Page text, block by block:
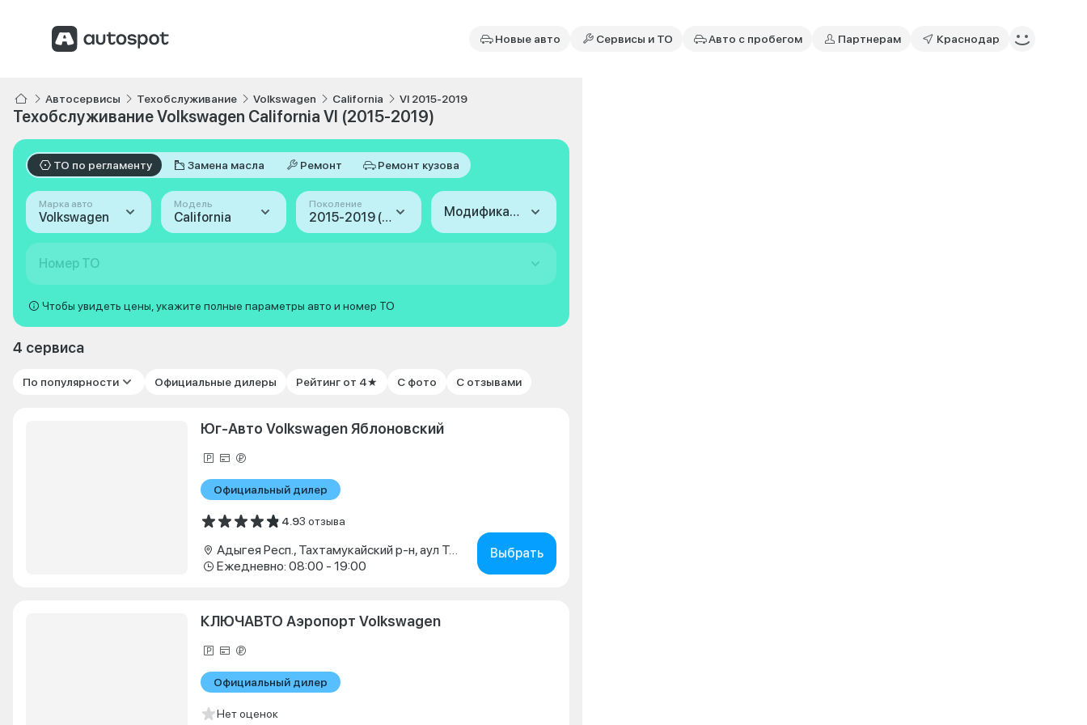
Новые авто Сервисы и ТО Авто с пробегом Партнерам Краснодар
Автосервисы Техобслуживание Volkswagen California VI 2015-2019
Техобслуживание Volkswagen California VI (2015-2019)
ТО по регламенту Замена масла Ремонт Ремонт кузова
Марка авто
Volkswagen
Модель
California
Поколение
2015-2019 (VI) Модификация
Номер ТО
Чтобы увидеть цены, укажите полные параметры авто и номер ТО
4 сервиса
По популярности Официальные дилеры Рейтинг от 4★ С фото С отзывами
Юг-Авто Volkswagen Яблоновский
Официальный дилер
4.93 отзыва
Адыгея Респ., Тахтамукайский р-н, аул Тахтамукай, ул. Краснодарская, д. 3
Ежедневно: 08:00 - 19:00
Выбрать
КЛЮЧАВТО Аэропорт Volkswagen
Официальный дилер
Нет оценок